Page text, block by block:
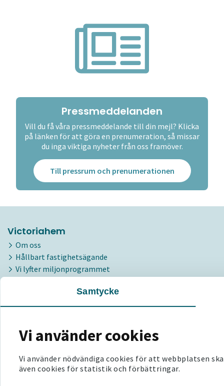
Samtycke
Vi använder cookies
Vi använder nödvändiga cookies för att webbplatsen
även cookies för statistik och förbättringar.
Pressmeddelanden
Vill du få våra pressmeddelande till din mejl? Klicka
på länken för att göra en prenumeration, så missar
du inga viktiga nyheter från oss framöver.
Till pressrum och prenumerationen
Victoriahem
Om oss
Hållbart fastighetsägande
Vi lyfter miljonprogrammet
Personuppgiftshantering